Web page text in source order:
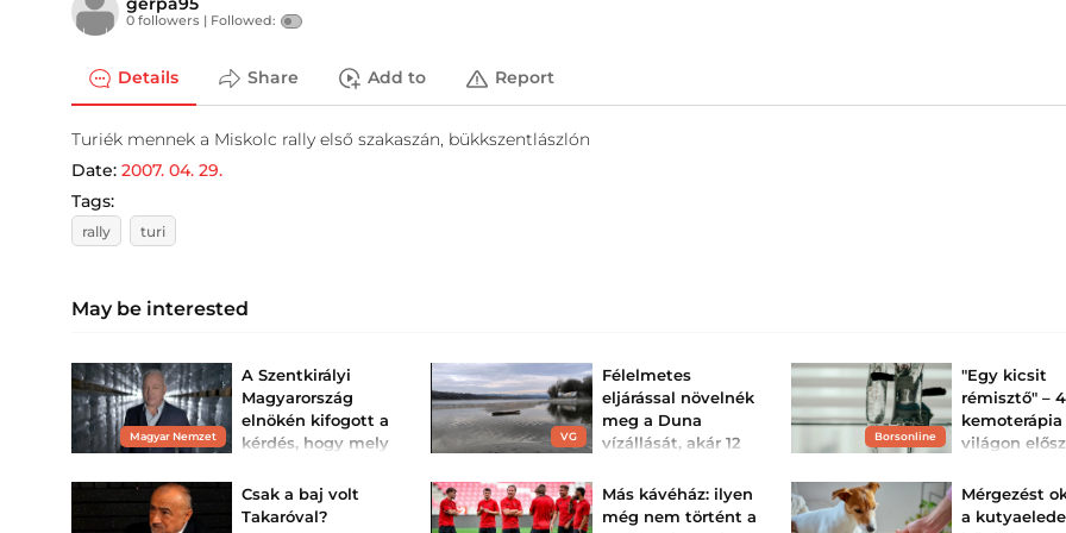
0 followers | Followed:
Details Share Add to Report
Turiék mennek a Miskolc rally első szakaszán, bükkszentlászlón
Date: 2007. 04. 29.
Tags:
rally turi
May be interested
Magyar Nemzet
A Szentkirályi
Magyarország
elnökén kifogott a
kérdés, hogy mely
osztottak vizet az
id...
VG
Félelmetes
eljárással növelnék
meg a Duna
vízállását, akár 12
jelenthet hirtelen:
ma ...
Borsonline
"Egy kicsit
rémisztő" –
világon
kezelést
Vajon ez lehet a
fegyver a rák
Csak a baj volt
Takaróval?
Más kávéház: ilyen
még nem történt a
Mérgezést
a